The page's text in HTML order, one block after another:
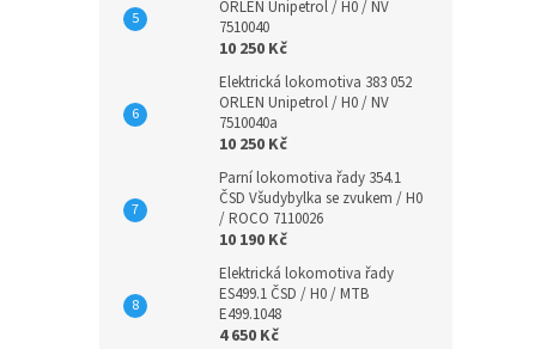
ORLEN Unipetrol / H0 / NV
7510040
10 250 Kč
Elektrická lokomotiva 383 052
ORLEN Unipetrol / H0 / NV
7510040a
10 250 Kč
Parní lokomotiva řady 354.1
ČSD Všudybylka se zvukem / H0
/ ROCO 7110026
10 190 Kč
Elektrická lokomotiva řady
ES499.1 ČSD / H0 / MTB
E499.1048
4 650 Kč